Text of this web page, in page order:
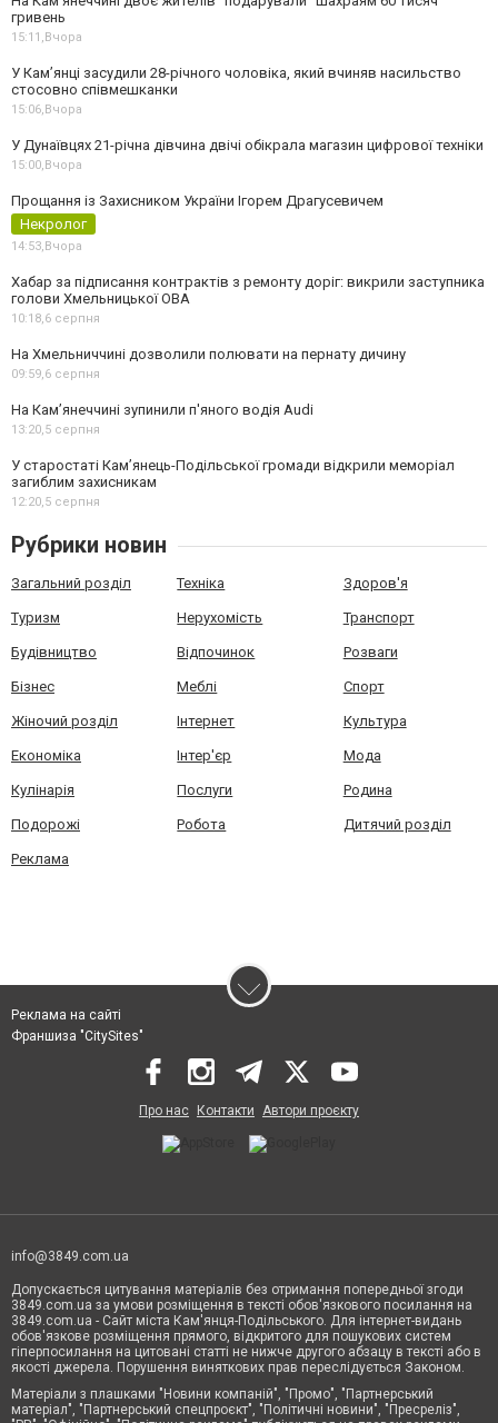
гривень
15:11,Вчора
У Камʼянці засудили 28-річного чоловіка, який вчиняв насильство
стосовно співмешканки
15:06,Вчора
У Дунаївцях 21-річна дівчина двічі обікрала магазин цифрової техніки
15:00,Вчора
Прощання із Захисником України Ігорем Драгусевичем
Некролог
14:53,Вчора
Хабар за підписання контрактів з ремонту доріг: викрили заступника
голови Хмельницької ОВА
10:18,6 серпня
На Хмельниччині дозволили полювати на пернату дичину
09:59,6 серпня
На Камʼянеччині зупинили п'яного водія Audi
13:20,5 серпня
У старостаті Кам’янець-Подільської громади відкрили меморіал
загиблим захисникам
12:20,5 серпня
Рубрики новин
Загальний розділ Техніка Здоров'я
Туризм Нерухомість Транспорт
Будівництво Відпочинок Розваги
Бізнес Меблі Спорт
Жіночий розділ Інтернет Культура
Економіка Інтер'єр Мода
Кулінарія Послуги Родина
Подорожі Робота Дитячий розділ
Реклама
Реклама на сайті
Франшиза "CitySites"
Про нас Контакти Автори проєкту
info@3849.com.ua
Допускається цитування матеріалів без отримання попередньої згоди
3849.com.ua за умови розміщення в тексті обов'язкового посилання на
3849.com.ua - Сайт міста Кам'янця-Подільського. Для інтернет-видань
обов'язкове розміщення прямого, відкритого для пошукових систем
гіперпосилання на цитовані статті не нижче другого абзацу в тексті або в
якості джерела. Порушення виняткових прав переслідується Законом.
Матеріали з плашками "Новини компаній", "Промо", "Партнерський
матеріал", "Партнерський спецпроєкт", "Політичні новини", "Пресреліз",